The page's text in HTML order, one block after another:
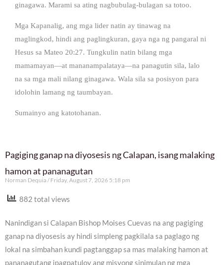
ginagawa. Marami sa ating nagbubulag-bulagan sa totoo.
Mga Kapanalig, ang mga lider natin ay tinawag na
maglingkod, hindi ang paglingkuran, gaya nga ng pangaral ni
Hesus sa Mateo 20:27. Tungkulin natin bilang mga
mamamayan—at mananampalataya—na panagutin sila, lalo
na sa mga mali nilang ginagawa. Wala sila sa posisyon para
idolohin lamang ng taumbayan.
Sumainyo ang katotohanan.
Pagiging ganap na diyosesis ng Calapan, isang malaking
hamon at pananagutan
Norman Dequia Friday, August 7, 2026 5:18 pm
882 total views
Nanindigan si Calapan Bishop Moises Cuevas na ang pagiging
ganap na diyosesis ay hindi simpleng pagkilala sa paglago ng
lokal na simbahan kundi pagtanggap sa mas malaking hamon at
pananagutang ipagpatuloy ang misyong sinimulan ng mga